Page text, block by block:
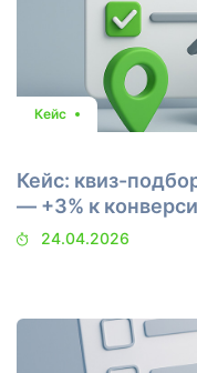
Кейс
Кейс: квиз-
— +3% к
24.04.2026